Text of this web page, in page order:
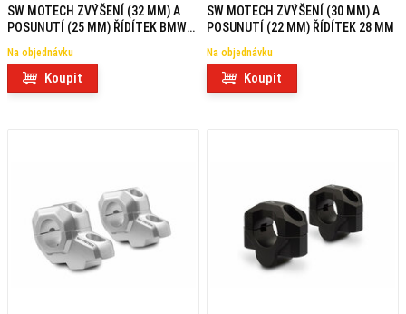
SW MOTECH ZVÝŠENÍ (32 MM) A
POSUNUTÍ (25 MM) ŘÍDÍTEK BMW
Na objednávku
Koupit
SW MOTECH ZVÝŠENÍ (30 MM) A
POSUNUTÍ (22 MM) ŘÍDÍTEK 28 MM
Na objednávku
Koupit